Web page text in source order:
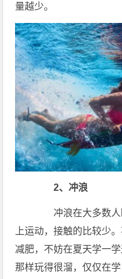
量越少。
2、冲浪
冲浪在大多数人
上运动，接触的比较少
减肥，不妨在夏天学一
那样玩得很溜，仅仅在